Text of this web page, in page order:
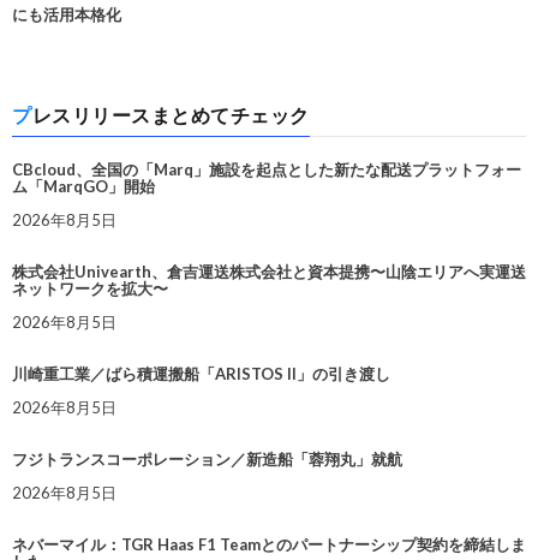
にも活用本格化
プレスリリースまとめてチェック
CBcloud、全国の「Marq」施設を起点とした新たな配送プラットフォー
ム「MarqGO」開始
2026年8月5日
株式会社Univearth、倉吉運送株式会社と資本提携〜山陰エリアへ実運送
ネットワークを拡大〜
2026年8月5日
川崎重工業／ばら積運搬船「ARISTOS II」の引き渡し
2026年8月5日
フジトランスコーポレーション／新造船「蓉翔丸」就航
2026年8月5日
ネバーマイル：TGR Haas F1 Teamとのパートナーシップ契約を締結しま